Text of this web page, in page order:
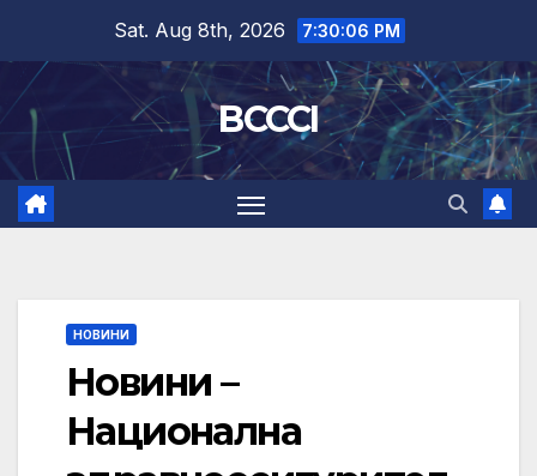
content
Sat. Aug 8th, 2026 7:30:07 PM
BCCCI
НОВИНИ
Новини –
Национална